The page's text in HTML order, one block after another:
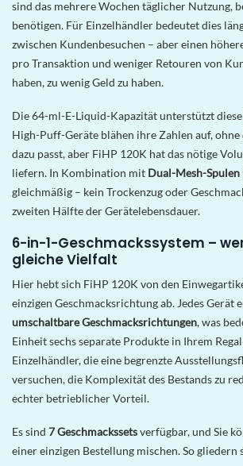
sind das mehrere Wochen täglicher Nutzung,
benötigen. Für Einzelhändler bedeutet dies
zwischen Kundenbesuchen – aber einen
pro Transaktion und weniger Retouren von
haben, zu wenig Geld zu haben.
Die 64-ml-E-Liquid-Kapazitätunterstützt
High-Puff-Geräte blähen ihre Zahlen auf, ohne
dazu passt, aber FiHP 120K hat das nötige
liefern. In Kombination mit Dual-Mesh-Spulen
gleichmäßig – kein Trockenzug oder
zweiten Hälfte der Gerätelebensdauer.
6-in-1-Geschmackssystem –
gleiche Vielfalt
Hier hebt sich FiHP 120K von den
einzigen Geschmacksrichtung ab. Jedes Gerät
umschaltbare Geschmacksrichtungen, was
Einheit sechs separate Produkte in Ihrem
Einzelhändler, die eine begrenzte
versuchen, die Komplexität des Bestands zu
echter betrieblicher Vorteil.
Es sind 7 Geschmackssetsverfügbar, und Sie
einer einzigen Bestellung mischen. So gliedern